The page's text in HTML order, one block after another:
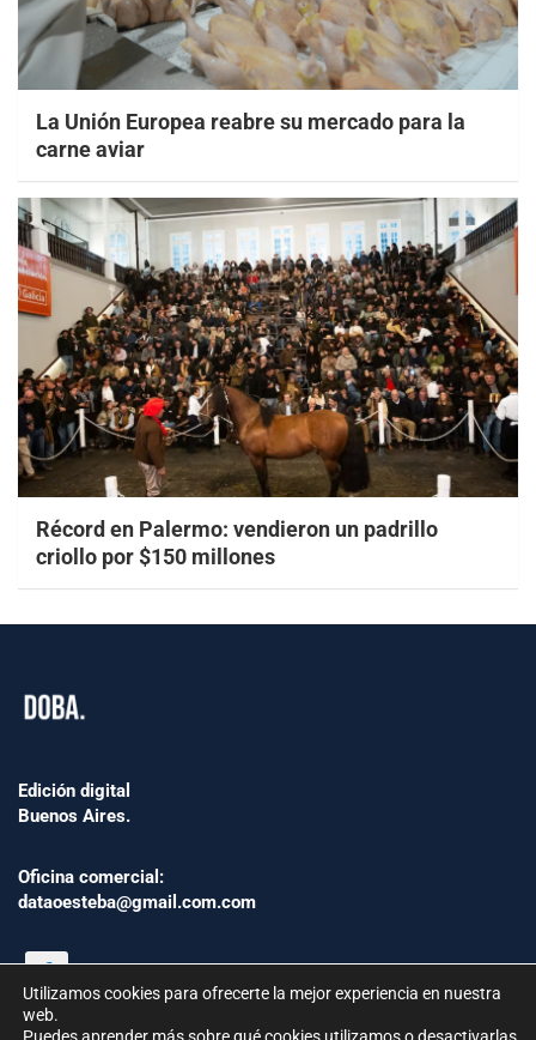
La Unión Europea reabre su mercado para la
carne aviar
Récord en Palermo: vendieron un padrillo
criollo por $150 millones
Edición digital
Buenos Aires.
Oficina comercial:
dataoesteba@gmail.com.com
Utilizamos cookies para ofrecerte la mejor experiencia en nuestra
web.